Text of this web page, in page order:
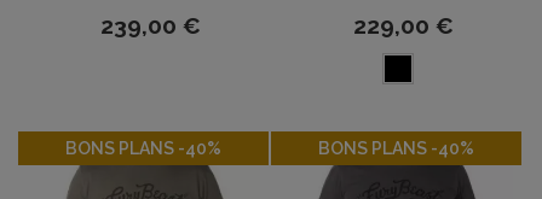
239,00 € 229,00 €
BONS PLANS -40%-40% BONS PLANS -40%-40%